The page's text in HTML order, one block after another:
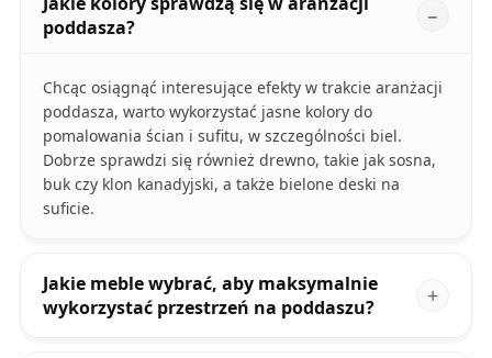
poddasza?
Chcąc osiągnąć interesujące efekty w trakcie aranżacji
poddasza, warto wykorzystać jasne kolory do
pomalowania ścian i sufitu, w szczególności biel.
Dobrze sprawdzi się również drewno, takie jak sosna,
buk czy klon kanadyjski, a także bielone deski na
suficie.
Jakie meble wybrać, aby maksymalnie
wykorzystać przestrzeń na poddaszu?